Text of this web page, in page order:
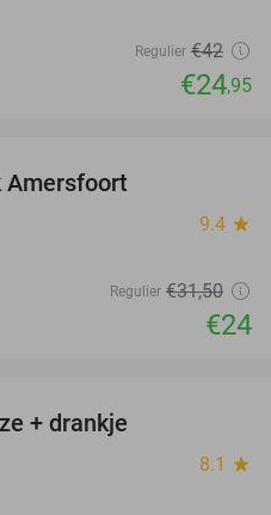
Regulier €42
€24,95
Amersfoort
9.4 star
Regulier €31,50
€24
+ drankje
8.1 star